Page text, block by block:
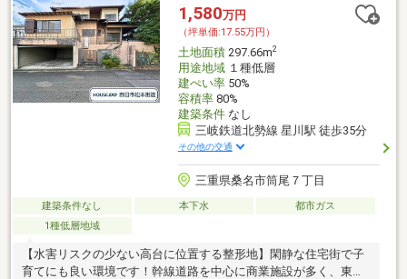
1,580万円
（坪単価:17.55万円）
土地面積297.66m2
用途地域１種低層
建ぺい率50%
容積率80%
建築条件なし
三岐鉄道北勢線 星川駅 徒歩35分
その他の交通
三重県桑名市筒尾７丁目
建築条件なし 本下水
都市ガス
1種低層地域
【水害リスクの少ない高台に位置する整形地】閑静な住宅街で子
育てにも良い環境です！幹線道路を中心に商業施設が多く、東名